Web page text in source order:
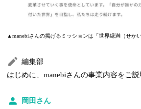
▲manebiさんの掲げるミッションは「世界縁満（せか
編集部
はじめに、manebiさんの事業内容をご
岡田さん